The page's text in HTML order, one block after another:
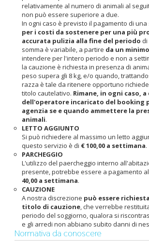
relativamente al numero di animali al
non può essere superiore a due.
In ogni caso è previsto il pagamento di una
per i costi da sostenere per una più
accurata pulizia alla fine del periodo
somma è variabile, a partire da un
intendere per l'intero periodo e non a
la cauzione è richiesta in presenza di
peso supera gli 8 kg, e/o quando,
razza è tale da ritenere opportuno
titolo cautelativo. Rimane, in ogni caso,
dell'operatore incaricato del booking
agenzia se e quando ammettere la
animali.
LETTO AGGIUNTO
Si può richiedere al massimo un letto
questo servizio è di € 100,00 a settimana.
PARCHEGGIO
L'utilizzo del paercheggio interno
presente, potrebbe essere a pagamento al
40,00 a settimana.
CAUZIONE
A nostra discrezione può essere
titolo di cauzione, che verrebbe
periodo del soggiorno, qualora si
e gli arredi non abbiano subito danni di
Normativa da conoscere